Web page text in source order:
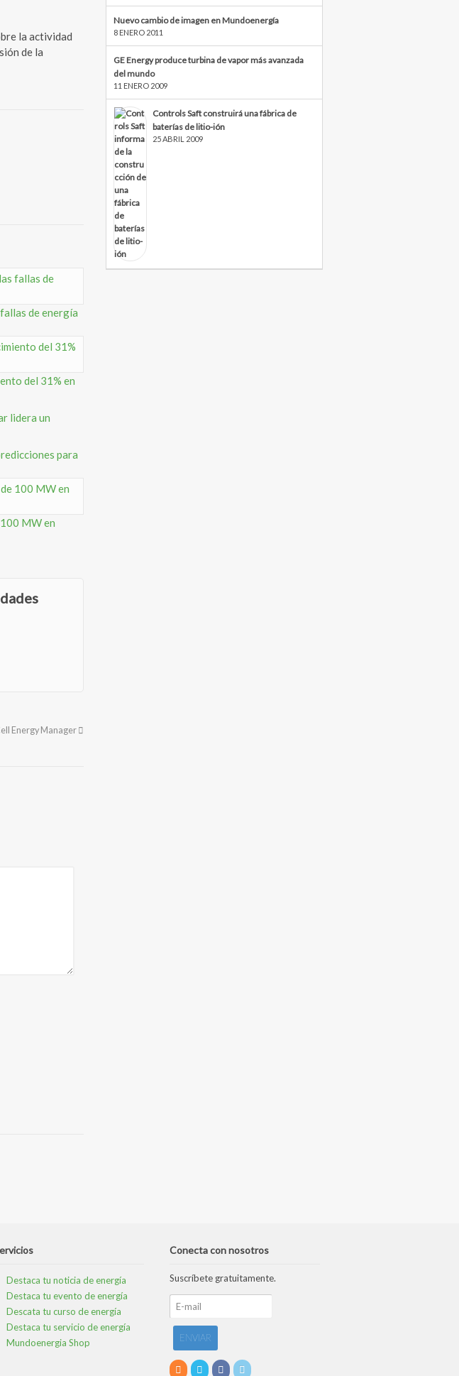
la actividad
de la
de energía
del 31% en
lidera un
para
MW en
Energy Manager
Nuevo cambio de imagen en Mundoenergía
8 ENERO 2011
GE Energy produce turbina de vapor más avanzada
del mundo
11 ENERO 2009
Controls Saft construirá una fábrica de
baterías de litio-ión
25 ABRIL 2009
Destaca tu noticia de energía
Destaca tu evento de energía
Descata tu curso de energía
Destaca tu servicio de energía
Mundoenergia Shop
Conecta con nosotros
Suscríbete gratuitamente.